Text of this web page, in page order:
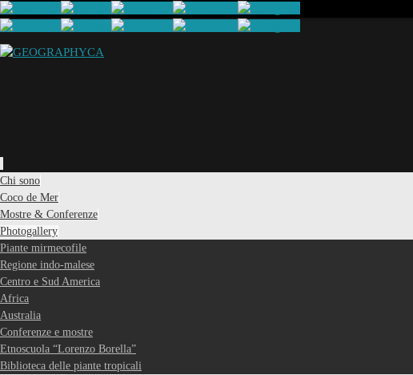
Vai
al
contenuto
Chi sono
Coco de Mer
Mostre & Conferenze
Photogallery
Piante mirmecofile
Regione indo-malese
Centro e Sud America
Africa
Australia
Conferenze e mostre
Etnoscuola “Lorenzo Borella”
Biblioteca delle piante tropicali